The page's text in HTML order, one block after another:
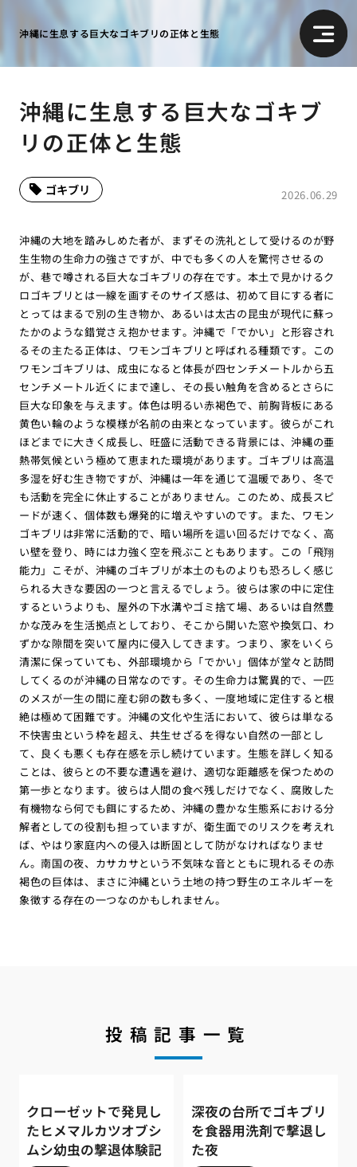
沖縄に生息する巨大なゴキブリの正体と生態
沖縄に生息する巨大なゴキブ
リの正体と生態
2026.06.29
ゴキブリ
沖縄の大地を踏みしめた者が、まずその洗礼として受けるのが野
生生物の生命力の強さですが、中でも多くの人を驚愕させるの
が、巷で噂される巨大なゴキブリの存在です。本土で見かけるク
ロゴキブリとは一線を画すそのサイズ感は、初めて目にする者に
とってはまるで別の生き物か、あるいは太古の昆虫が現代に蘇っ
たかのような錯覚さえ抱かせます。沖縄で「でかい」と形容され
るその主たる正体は、ワモンゴキブリと呼ばれる種類です。この
ワモンゴキブリは、成虫になると体長が四センチメートルから五
センチメートル近くにまで達し、その長い触角を含めるとさらに
巨大な印象を与えます。体色は明るい赤褐色で、前胸背板にある
黄色い輪のような模様が名前の由来となっています。彼らがこれ
ほどまでに大きく成長し、旺盛に活動できる背景には、沖縄の亜
熱帯気候という極めて恵まれた環境があります。ゴキブリは高温
多湿を好む生き物ですが、沖縄は一年を通じて温暖であり、冬で
も活動を完全に休止することがありません。このため、成長スピ
ードが速く、個体数も爆発的に増えやすいのです。また、ワモン
ゴキブリは非常に活動的で、暗い場所を這い回るだけでなく、高
い壁を登り、時には力強く空を飛ぶこともあります。この「飛翔
能力」こそが、沖縄のゴキブリが本土のものよりも恐ろしく感じ
られる大きな要因の一つと言えるでしょう。彼らは家の中に定住
するというよりも、屋外の下水溝やゴミ捨て場、あるいは自然豊
かな茂みを生活拠点としており、そこから開いた窓や換気口、わ
ずかな隙間を突いて屋内に侵入してきます。つまり、家をいくら
清潔に保っていても、外部環境から「でかい」個体が堂々と訪問
してくるのが沖縄の日常なのです。その生命力は驚異的で、一匹
のメスが一生の間に産む卵の数も多く、一度地域に定住すると根
絶は極めて困難です。沖縄の文化や生活において、彼らは単なる
不快害虫という枠を超え、共生せざるを得ない自然の一部とし
て、良くも悪くも存在感を示し続けています。生態を詳しく知る
ことは、彼らとの不要な遭遇を避け、適切な距離感を保つための
第一歩となります。彼らは人間の食べ残しだけでなく、腐敗した
有機物なら何でも餌にするため、沖縄の豊かな生態系における分
解者としての役割も担っていますが、衛生面でのリスクを考えれ
ば、やはり家庭内への侵入は断固として防がなければなりませ
ん。南国の夜、カサカサという不気味な音とともに現れるその赤
褐色の巨体は、まさに沖縄という土地の持つ野生のエネルギーを
象徴する存在の一つなのかもしれません。
投稿記事一覧
クローゼットで発見し
たヒメマルカツオブシ
ムシ幼虫の撃退体験記
深夜の台所でゴキブリ
を食器用洗剤で撃退し
た夜